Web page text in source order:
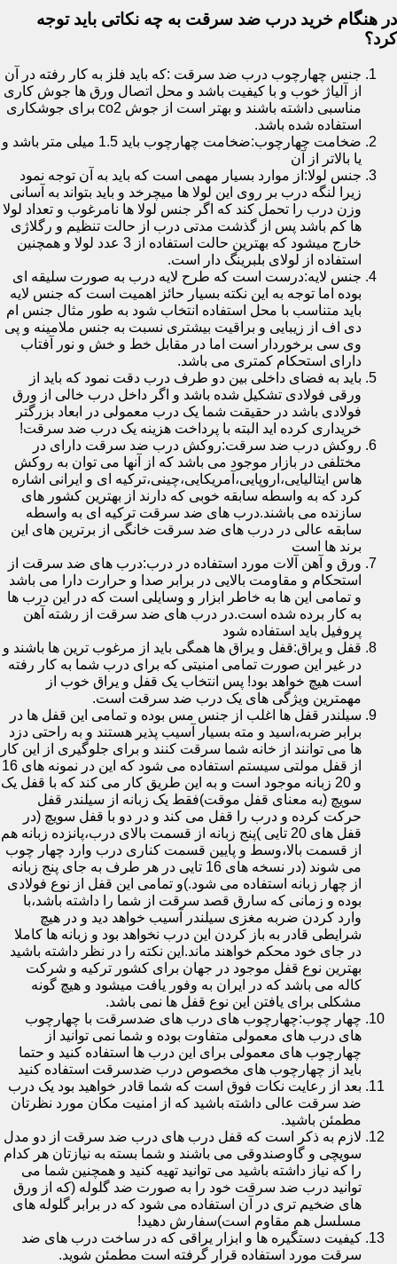
در هنگام خرید درب ضد سرقت به چه نکاتی باید توجه
کرد؟
جنس چهارچوب درب ضد سرقت :که باید فلز به کار رفته در آن
از آلیاژ خوب و با کیفیت باشد و محل اتصال ورق ها جوش کاری
مناسبی داشته باشند و بهتر است از جوش co2 برای جوشکاری
استفاده شده باشد.
ضخامت چهارچوب:ضخامت چهارچوب باید 1.5 میلی متر باشد و
یا بالاتر از آن
جنس لولا:از موارد بسیار مهمی است که باید به آن توجه نمود
زیرا لنگه درب بر روی این لولا ها میچرخد و باید بتواند به آسانی
وزن درب را تحمل کند که اگر جنس لولا ها نامرغوب و تعداد لولا
ها کم باشد پس از گذشت مدتی درب از حالت تنظیم و رگلاژی
خارج میشود که بهترین حالت استفاده از 3 عدد لولا و همچنین
استفاده از لولای بلبرینگ دار است.
جنس لایه:درست است که طرح لایه درب به صورت سلیقه ای
بوده اما توجه به این نکته بسیار حائز اهمیت است که جنس لایه
باید متناسب با محل استفاده انتخاب شود به طور مثال جنس ام
دی اف از زیبایی و براقیت بیشتری نسبت به جنس ملامینه و پی
وی سی برخوردار است اما در مقابل خط و خش و نور آفتاب
دارای استحکام کمتری می باشد.
باید به فضای داخلی بین دو طرف درب دقت نمود که باید از
ورقی فولادی تشکیل شده باشد و اگر داخل درب خالی از ورق
فولادی باشد در حقیقت شما یک درب معمولی در ابعاد بزرگتر
خریداری کرده اید البته با پرداخت هزینه یک درب ضد سرقت!
روکش درب ضد سرقت:روکش درب ضد سرقت دارای در
مختلفی در بازار موجود می باشد که از آنها می توان به روکش
هاس ایتالیایی،اروپایی،آمریکایی،چینی،ترکیه ای و ایرانی اشاره
کرد که به واسطه سابقه خوبی که دارند از بهترین کشور های
سازنده می باشند.درب های ضد سرقت ترکیه ای به واسطه
سابقه عالی در درب های ضد سرقت خانگی از برترین های این
برند ها است
ورق و آهن آلات مورد استفاده در درب:درب های ضد سرقت از
استحکام و مقاومت بالایی در برابر صدا و حرارت دارا می باشد
و تمامی این ها به خاطر ابزار و وسایلی است که در این درب ها
به کار برده شده است.در درب های ضد سرقت از رشته آهن
پروفیل باید استفاده شود
قفل و یراق:قفل و یراق ها همگی باید از مرغوب ترین ها باشند و
در غیر این صورت تمامی امنیتی که برای درب شما به کار رفته
است هیچ خواهد بود! پس انتخاب یک قفل و یراق خوب از
مهمترین ویژگی های یک درب ضد سرقت است.
سیلندر قفل ها اغلب از جنس مس بوده و تمامی این قفل ها در
برابر ضربه،اسید و مته بسیار آسیب پذیر هستند و به راحتی دزد
ها می توانند از خانه شما سرقت کنند و برای جلوگیری از این کار
از قفل مولتی سیستم استفاده می شود که این در نمونه های 16
و 20 زبانه موجود است و به این طریق کار می کند که با قفل یک
سویچ (به معنای قفل موقت)فقط یک زبانه از سیلندر قفل
حرکت کرده و درب را قفل می کند و در دو با قفل سویچ (در
قفل های 20 تایی )پنج زبانه از قسمت بالای درب،پانزده زبانه هم
از قسمت بالا،وسط و پایین قسمت کناری درب وارد چهار چوب
می شوند (در نسخه های 16 تایی در هر طرف به جای پنج زبانه
از چهار زبانه استفاده می شود.)و تمامی این قفل از نوع فولادی
بوده و زمانی که سارق قصد سرقت از شما را داشته باشد،با
وارد کردن ضربه مغزی سیلندر آسیب خواهد دید و در هیچ
شرایطی قادر به باز کردن این درب نخواهد بود و زبانه ها کاملا
در جای خود محکم خواهند ماند.این نکته را در نظر داشته باشید
بهترین نوع قفل موجود در جهان برای کشور ترکیه و شرکت
کاله می باشد که در ایران به وفور یافت میشود و هیچ گونه
مشکلی برای یافتن این نوع قفل ها نمی باشد.
چهار چوب:چهارچوب های درب های ضدسرقت با چهارچوب
های درب های معمولی متفاوت بوده و شما نمی توانید از
چهارچوب های معمولی برای این درب ها استفاده کنید و حتما
باید از چهارچوب های مخصوص درب ضدسرقت استفاده کنید
بعد از رعایت نکات فوق است که شما قادر خواهید بود یک درب
ضد سرقت عالی داشته باشید که از امنیت مکان مورد نظرتان
مطمئن باشید.
لازم به ذکر است که قفل درب های درب ضد سرقت از دو مدل
سویچی و گاوصندوقی می باشند و شما بسته به نیازتان هر کدام
را که نیاز داشته باشید می توانید تهیه کنید و همچنین شما می
توانید درب ضد سرقت خود را به صورت ضد گلوله (که از ورق
های ضخیم تری در آن استفاده می شود که در برابر گلوله های
مسلسل هم مقاوم است)سفارش دهید!
کیفیت دستگیره ها و ابزار یراقی که در ساخت درب های ضد
سرقت مورد استفاده قرار گرفته است مطمئن شوید.